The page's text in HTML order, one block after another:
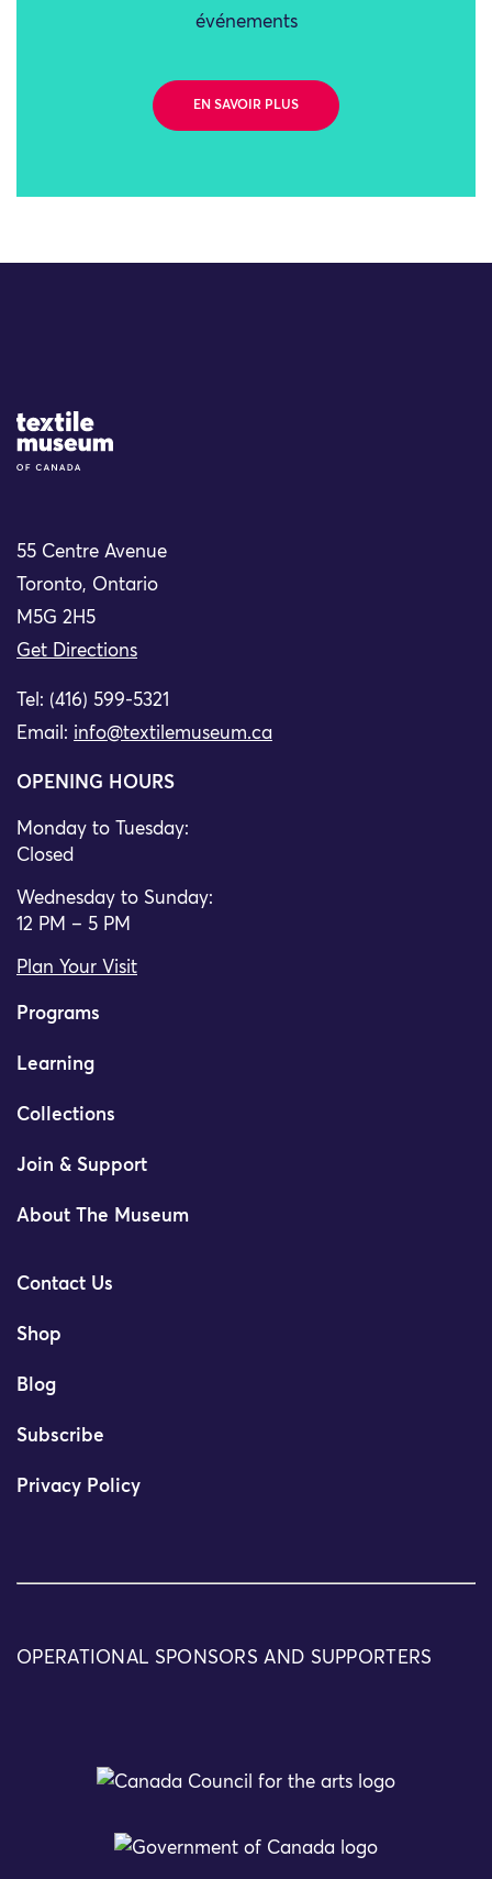
événements
EN SAVOIR PLUS
Site Logo
55 Centre Avenue
Toronto, Ontario
M5G 2H5
Get Directions
Tel: (416) 599-5321
Email: info@textilemuseum.ca
OPENING HOURS
Monday to Tuesday:
Closed
Wednesday to Sunday:
12 PM – 5 PM
Plan Your Visit
Programs
Learning
Collections
Join & Support
About The Museum
Contact Us
Shop
Blog
Subscribe
Privacy Policy
OPERATIONAL SPONSORS AND SUPPORTERS